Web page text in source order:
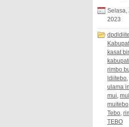
Selasa,
2023
kasat
rimbo
ldiitebo
ulama
mui
muitebo
Tebo
TEBO